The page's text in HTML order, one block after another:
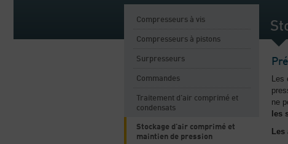
Compresseurs à vis
Compresseurs à pistons
Surpresseurs
Commandes
Traitement d'air comprimé et
condensats
Stockage d'air comprimé et
maintien de pression
Les
ne
les
Les